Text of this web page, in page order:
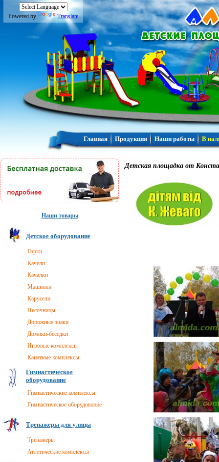
Powered by Translate
Главная Продукция Наши работы В
Наши товары
Детское оборудование
Горки
Качели
Качалки
Машинки
Карусели
Песочницы
Дорожные знаки
Домики-беседки
Игровые комплексы
Канатные комплексы
Гимнастическое
оборудование
Гимнастические комплексы
Гимнастическое оборудование
Тренажеры для улицы
Тренажеры
Атлетические комплексы
Детская площадка от